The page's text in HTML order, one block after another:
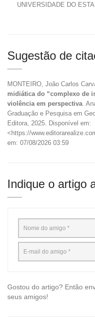
UNIVERSIDADE DO
Sugestão de
MONTEIRO, João Carlos
midiática do “complexo de
violência em perspectiva .
Graduação e Pesquisa em
Editora, 2025. Disponível em:
<https://
em: 07/08/2026 03:59
Indique o artigo
Gostou do artigo? Então
seus amigos!